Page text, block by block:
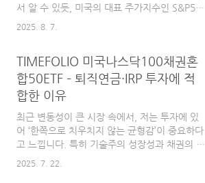
서 알 수 있듯, 미국의 대표 주가지수인 S&P500
이 아니라, 운용사의 전략적 판단에 따라 종목
구성이나 비중을 능동적으로 조정하는 방식입니
다.즉, 같은 "S&P500과 미국채 50:50" 구성이
라고 하더라도, 시황에 따라 더 유리하다고 판단
되는 종목이나 만기 구조를 선택할 수 있는 유연
성을 가집니다.이는 불확실한 시장 환경에서 '적
극적인 리스크 관리'와 '기회 포착'이 가능하다
2025. 8. 7.
TIMEFOLIO 미국나스닥100채권혼
합50ETF – 퇴직연금·IRP 투자에 적
합한 이유
최근 변동성이 큰 시장 속에서, 저는 투자에 있
어 ‘한쪽으로 치우치지 않는 균형감’이 중요하다
고 느낍니다. 특히 기술주의 성장성과 채권의 안
2025. 7. 22.